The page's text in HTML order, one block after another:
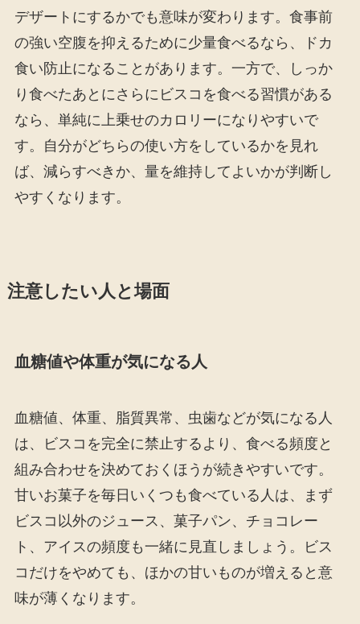
デザートにするかでも意味が変わります。食事前
の強い空腹を抑えるために少量食べるなら、ドカ
食い防止になることがあります。一方で、しっか
り食べたあとにさらにビスコを食べる習慣がある
なら、単純に上乗せのカロリーになりやすいで
す。自分がどちらの使い方をしているかを見れ
ば、減らすべきか、量を維持してよいかが判断し
やすくなります。
注意したい人と場面
血糖値や体重が気になる人
血糖値、体重、脂質異常、虫歯などが気になる人
は、ビスコを完全に禁止するより、食べる頻度と
組み合わせを決めておくほうが続きやすいです。
甘いお菓子を毎日いくつも食べている人は、まず
ビスコ以外のジュース、菓子パン、チョコレー
ト、アイスの頻度も一緒に見直しましょう。ビス
コだけをやめても、ほかの甘いものが増えると意
味が薄くなります。